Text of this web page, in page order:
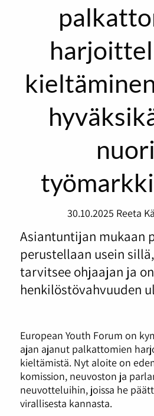
30.10.2025 Reeta
Asiantuntijan mukaan
perustellaan usein
tarvitsee ohjaajan ja
henkilöstövahvuuden
European Youth Forum on
ajan ajanut palkattomien
kieltämistä. Nyt aloite on
komission, neuvoston ja
neuvotteluihin, joissa he
virallisesta kannasta.